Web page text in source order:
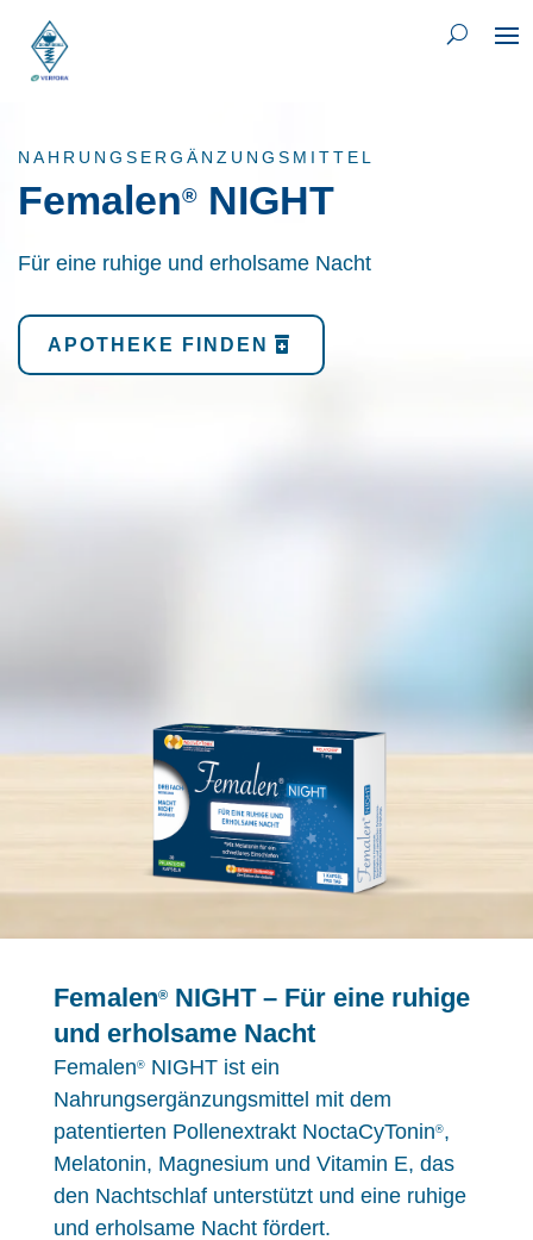
NAHRUNGSERGÄNZUNGSMITTEL
Femalen® NIGHT
Für eine ruhige und erholsame Nacht
APOTHEKE FINDEN
Femalen®NIGHT – Für eine ruhige
und erholsame Nacht
Femalen®NIGHT ist ein
Nahrungsergänzungsmittel mit dem
patentierten Pollenextrakt NoctaCyTonin®,
Melatonin, Magnesium und Vitamin E, das
den Nachtschlaf unterstützt und eine ruhige
und erholsame Nacht fördert.